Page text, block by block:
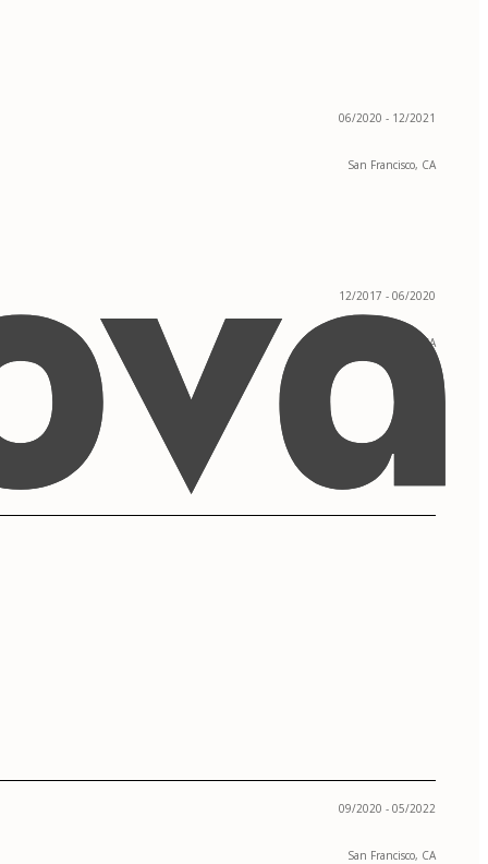
06/2020 - 12/2021
San Francisco, CA
12/2017 - 06/2020
San Francisco, CA
09/2020 - 05/2022
San Francisco, CA